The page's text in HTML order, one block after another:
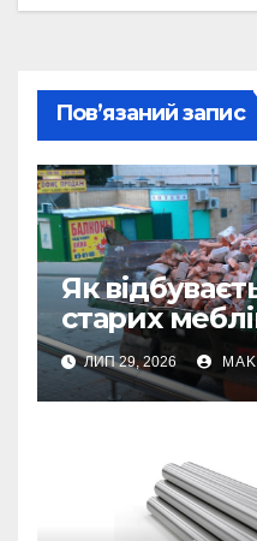
Пов’язаний запис
Як
старих
ЛИП 29, 2026